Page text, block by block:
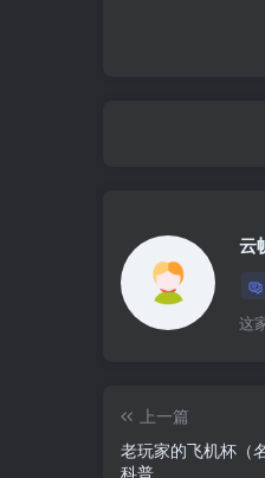
云
这
上一篇
老玩家的飞机杯（
科普